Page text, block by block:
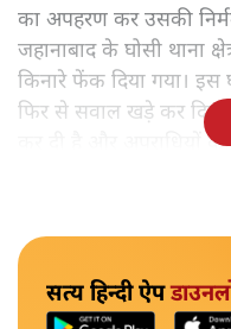
का अपहरण कर उसकी
जहानाबाद के घोसी थाना
किनारे फेंक दिया गया। इस
फिर से सवाल खड़े कर दिए
कर दी है और अपराधियों
सत्य हिन्दी ऐप